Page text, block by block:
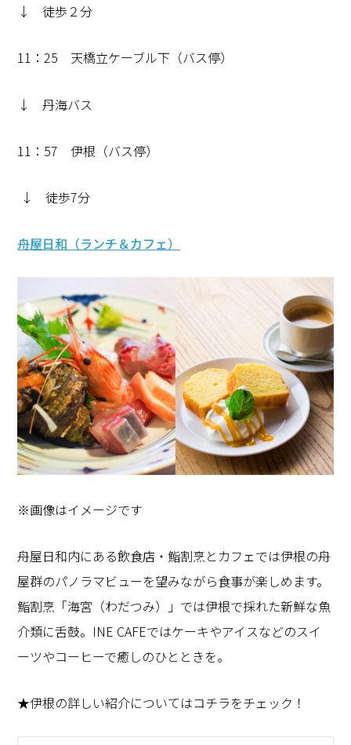
↓ 徒歩２分
11：25 天橋立ケーブル下（バス停）
↓ 丹海バス
11：57 伊根（バス停）
↓ 徒歩7分
舟屋日和（ランチ＆カフェ）
※画像はイメージです
舟屋日和内にある飲食店・鮨割烹とカフェでは伊根の舟
屋群のパノラマビューを望みながら食事が楽しめます。
鮨割烹「海宮（わだつみ）」では伊根で採れた新鮮な魚
介類に舌鼓。INE CAFEではケーキやアイスなどのスイ
ーツやコーヒーで癒しのひとときを。
★伊根の詳しい紹介についてはコチラをチェック！